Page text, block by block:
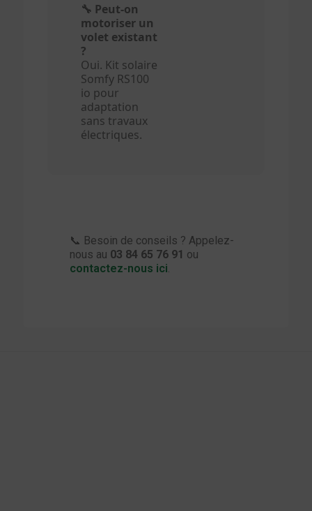
🔧 Peut-on
motoriser un
volet existant
?
Oui. Kit solaire
Somfy RS100
io pour
adaptation
sans travaux
électriques.
📞 Besoin de conseils ? Appelez-
nous au 03 84 65 76 91 ou
contactez-nous ici